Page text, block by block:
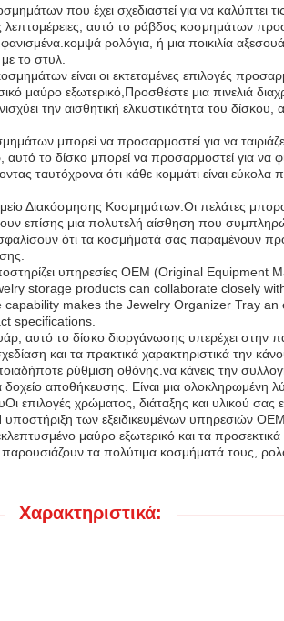
που έχει σχεδιαστεί για να καλύπτει
αυτό το ράβδος κοσμημάτων
ρολόγια, ή μια ποικιλία
το στυλ.
είναι οι εκτεταμένες επιλογές
μαύρο εξωτερικό,Προσθέστε μια πινελιά
την αισθητική ελκυστικότητα του δίσκου,
μπορεί να προσαρμοστεί για να
το δίσκο μπορεί να προσαρμοστεί για να
ταυτόχρονα ότι κάθε κομμάτι είναι
Διακόσμησης Κοσμημάτων.Οι πελάτες
επίσης μια πολυτελή αίσθηση που
ότι τα κοσμήματά σας παραμένουν
υπηρεσίες OEM (Original
storage products can collaborate closely
makes the Jewelry Organizer Tray
specifications.
αυτό το δίσκο διοργάνωσης υπερέχει
και τα πρακτικά χαρακτηριστικά την
ρύθμιση οθόνης.να κάνεις την
αποθήκευσης. Είναι μια
χρώματος, διάταξης και υλικού σας
των εξειδικευμένων υπηρεσιών
μαύρο εξωτερικό και τα
τα πολύτιμα κοσμήματά τους,
Χαρακτηριστικά: